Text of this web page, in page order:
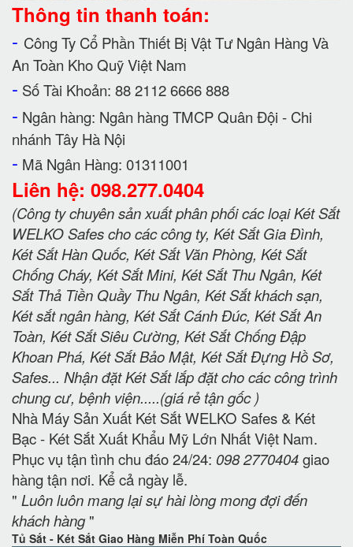
Thông tin thanh toán:
- Công Ty Cổ Phần Thiết Bị Vật Tư Ngân Hàng Và
An Toàn Kho Quỹ Việt Nam
- Số Tài Khoản: 88 2112 6666 888
- Ngân hàng: Ngân hàng TMCP Quân Đội - Chi
nhánh Tây Hà Nội
- Mã Ngân Hàng: 01311001
Liên hệ: 098.277.0404
(Công ty chuyên sản xuất phân phối các loại Két Sắt
WELKO Safes cho các công ty, Két Sắt Gia Đình,
Két Sắt Hàn Quốc, Két Sắt Văn Phòng, Két Sắt
Chống Cháy, Két Sắt Mini, Két Sắt Thu Ngân, Két
Sắt Thả Tiền Quầy Thu Ngân, Két Sắt khách sạn,
Két sắt ngân hàng, Két Sắt Cánh Đúc, Két Sắt An
Toàn, Két Sắt Siêu Cường, Két Sắt Chống Đập
Khoan Phá, Két Sắt Bảo Mật, Két Sắt Đựng Hồ Sơ,
Safes... Nhận đặt Két Sắt lắp đặt cho các công trình
chung cư, bệnh viện.....(giá rẻ tận gốc )
Nhà Máy Sản Xuất Két Sắt WELKO Safes & Két
Bạc - Két Sắt Xuất Khẩu Mỹ Lớn Nhất Việt Nam.
Phục vụ tận tình chu đáo 24/24: 098 2770404giao
hàng tận nơi. Kể cả ngày lễ.
" Luôn luôn mang lại sự hài lòng mong đợi đến
khách hàng"
Tủ Sắt - Két Sắt Giao Hàng Miễn Phí Toàn Quốc